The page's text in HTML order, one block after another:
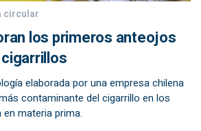
circular
los primeros anteojos
elaborada por una empresa chilena
contaminante del cigarrillo en los
materia prima.